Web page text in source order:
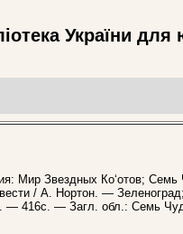
України для
Мир Звездных Ко‘отов; Семь
/ А. Нортон. —
— 416с. — Загл. обл.: Семь